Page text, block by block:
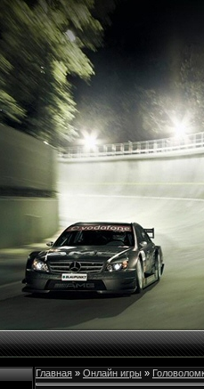
Главная » Онлайн игры »